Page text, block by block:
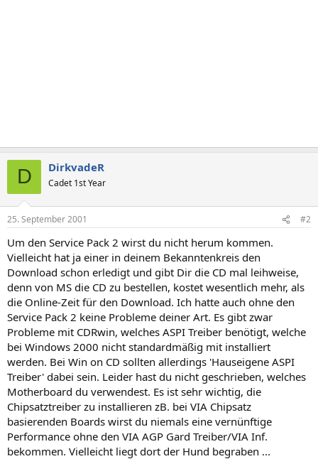
D DirkvadeR
Cadet 1st Year
25. September 2001 #2
Um den Service Pack 2 wirst du nicht herum kommen.
Vielleicht hat ja einer in deinem Bekanntenkreis den
Download schon erledigt und gibt Dir die CD mal leihweise,
denn von MS die CD zu bestellen, kostet wesentlich mehr, als
die Online-Zeit für den Download. Ich hatte auch ohne den
Service Pack 2 keine Probleme deiner Art. Es gibt zwar
Probleme mit CDRwin, welches ASPI Treiber benötigt, welche
bei Windows 2000 nicht standardmäßig mit installiert
werden. Bei Win on CD sollten allerdings 'Hauseigene ASPI
Treiber' dabei sein. Leider hast du nicht geschrieben, welches
Motherboard du verwendest. Es ist sehr wichtig, die
Chipsatztreiber zu installieren zB. bei VIA Chipsatz
basierenden Boards wirst du niemals eine vernünftige
Performance ohne den VIA AGP Gard Treiber/VIA Inf.
bekommen. Vielleicht liegt dort der Hund begraben ...